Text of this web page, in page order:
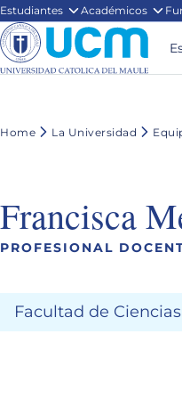
Estudiantes Académicos
Home La Universidad
Francisca
PROFESIONAL
Facultad de